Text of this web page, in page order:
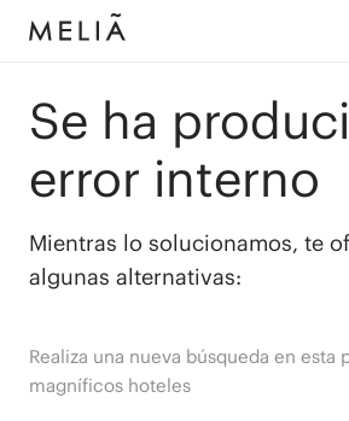
Se ha
error interno
Mientras lo solucionamos, te
algunas alternativas:
Realiza una nueva búsqueda en esta
magníficos hoteles